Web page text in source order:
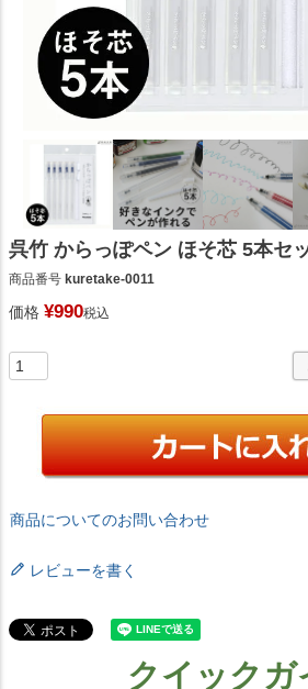
呉竹 からっぽペン ほそ芯 5本セ
商品番号 kuretake-0011
価格 ¥990税込
商品についてのお問い合わせ
レビューを書く
クイックガ